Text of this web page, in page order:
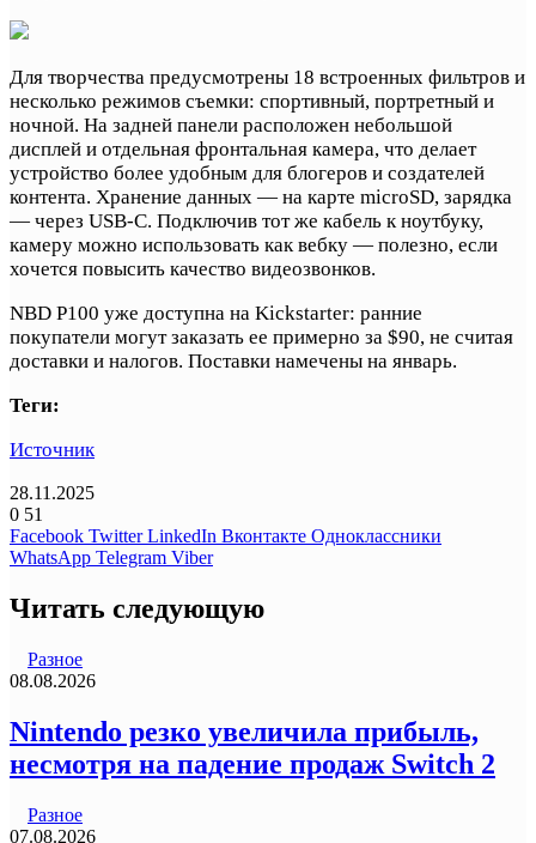
Для творчества предусмотрены 18 встроенных фильтров и
несколько режимов съемки: спортивный, портретный и
ночной. На задней панели расположен небольшой
дисплей и отдельная фронтальная камера, что делает
устройство более удобным для блогеров и создателей
контента. Хранение данных — на карте microSD, зарядка
— через USB-C. Подключив тот же кабель к ноутбуку,
камеру можно использовать как вебку — полезно, если
хочется повысить качество видеозвонков.
NBD P100 уже доступна на Kickstarter: ранние
покупатели могут заказать ее примерно за $90, не считая
доставки и налогов. Поставки намечены на январь.
Теги:
Источник
28.11.2025
0 51
Facebook Twitter LinkedIn Вконтакте Одноклассники
WhatsApp Telegram Viber
Читать следующую
Разное
08.08.2026
Nintendo резко увеличила прибыль,
несмотря на падение продаж Switch 2
Разное
07.08.2026